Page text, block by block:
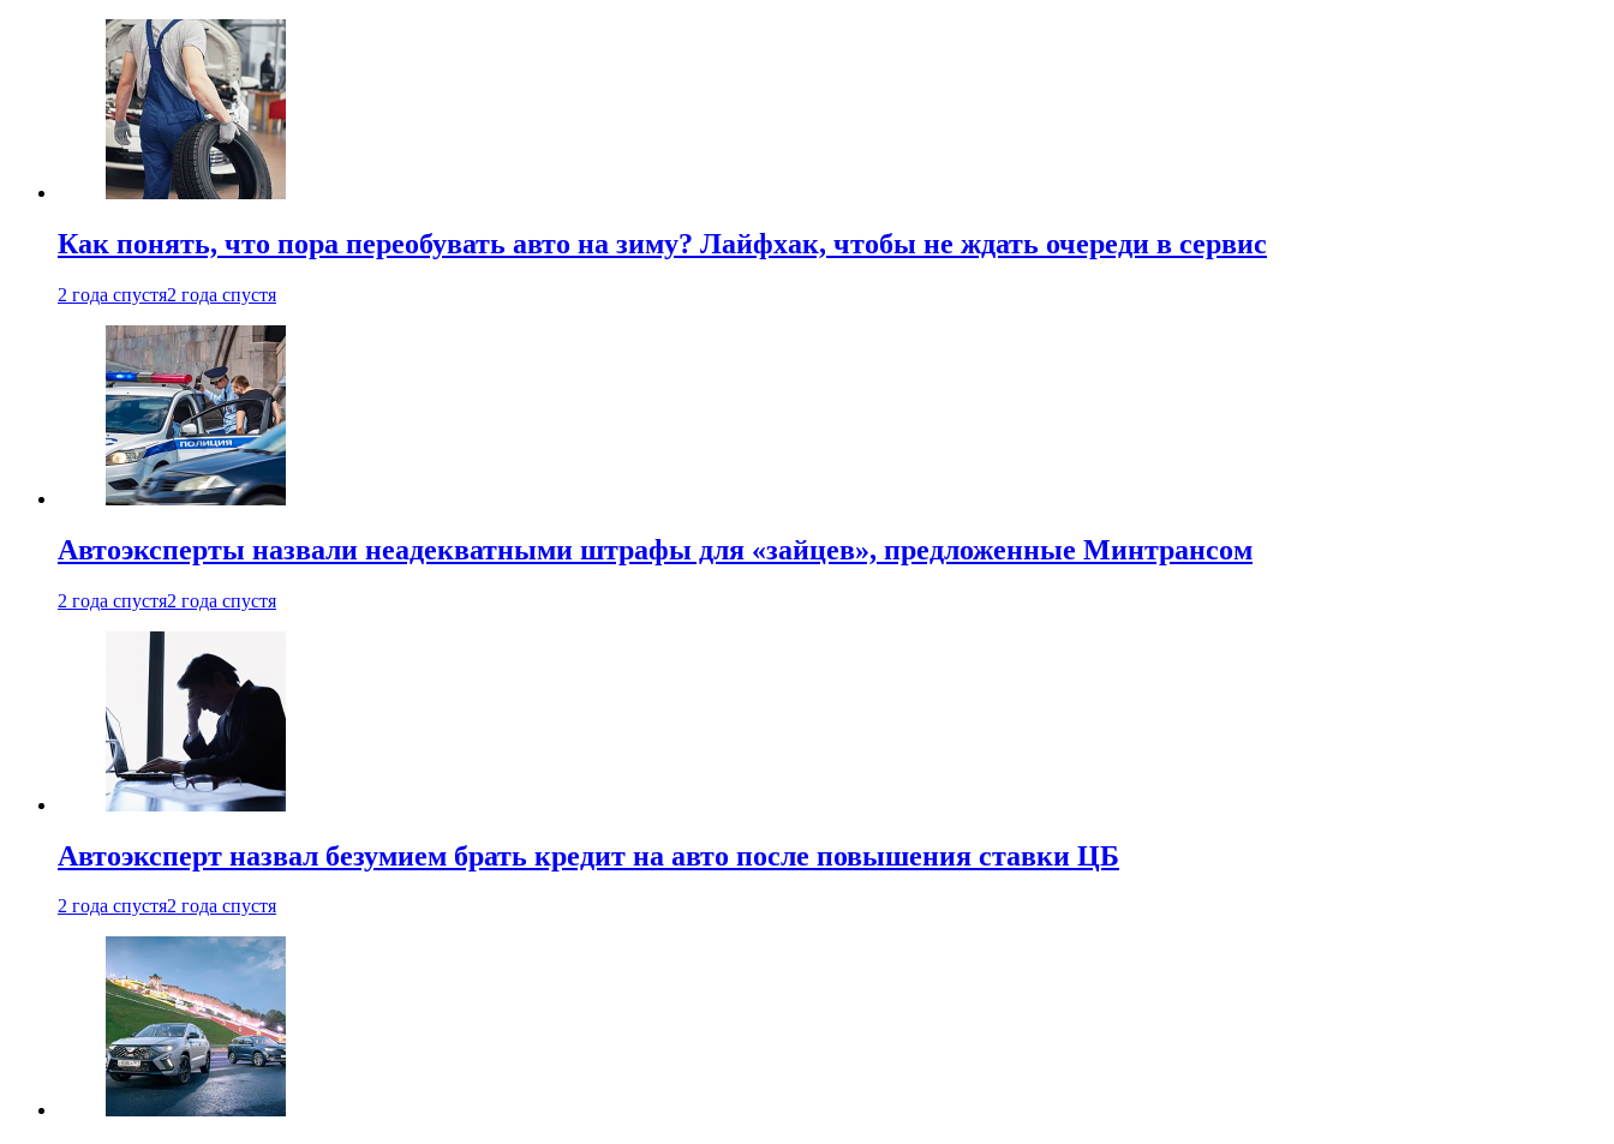
Как понять, что пора переобувать авто на зиму? Лайфхак, чтобы не ждать очереди в сервис
2 года спустя2 года спустя
Автоэксперты назвали неадекватными штрафы для «зайцев», предложенные Минтрансом
2 года спустя2 года спустя
Автоэксперт назвал безумием брать кредит на авто после повышения ставки ЦБ
2 года спустя2 года спустя